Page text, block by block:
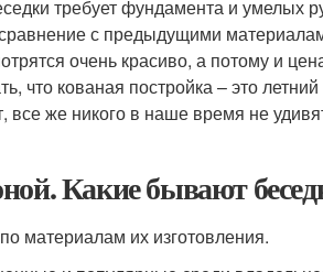
требует фундамента и умелых
с предыдущими
очень красиво, а потому и
что кованая постройка – это
все же никого в наше время не
Какие бывают
материалам их изготовления.